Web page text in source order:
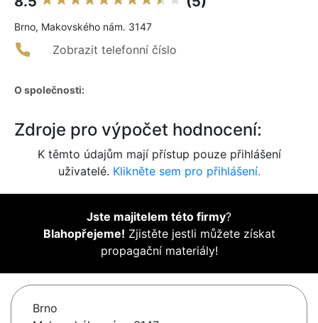
Brno, Makovského nám. 3147
Zobrazit telefonní číslo
O společnosti:
Zdroje pro výpočet hodnocení:
K těmto údajům mají přístup pouze přihlášení
uživatelé. Klikněte sem pro přihlášení.
Jste majitelem této firmy?
Blahopřejeme! Zjistěte jestli můžete získat
propagační materiály!
Brno